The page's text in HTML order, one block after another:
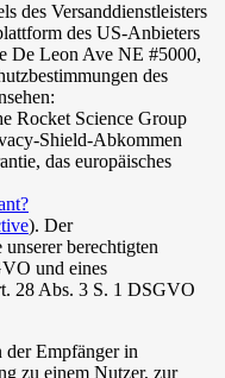
des Versanddienstleisters
des US-Anbieters
De Leon Ave NE #5000,
des
Rocket Science Group
Shield-Abkommen
das europäisches
). Der
berechtigten
und eines
28 Abs. 3 S. 1 DSGVO
der Empfänger in
zu einem Nutzer, zur